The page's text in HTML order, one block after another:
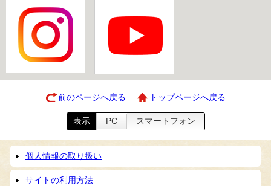
前のページへ戻る トップページへ戻る
表示 PC スマートフォン
個人情報の取り扱い
サイトの利用方法